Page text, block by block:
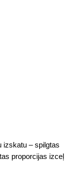
izskatu – spilgtas
proporcijas izceļ